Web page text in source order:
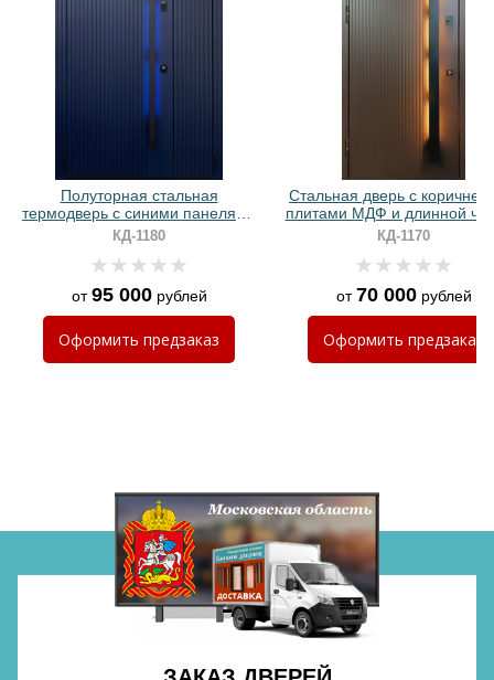
Хочу такую
Хочу такую
Хочу такую
Хочу такую
Полуторная стальная
термодверь с синими панелями
МДФ RAL и ручкой с LED-
подсветкой
КД-1180
от95 000рублей
Оформить предзаказ
Стальная дверь с
плитами МДФ и длинной
ручкой с подсветкой
КД-1170
от70 000рублей
Оформить предзаказ